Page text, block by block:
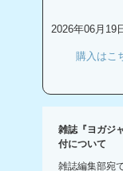
2026年06月19
購入はこ
雑誌『ヨガジ
付について
雑誌編集部宛